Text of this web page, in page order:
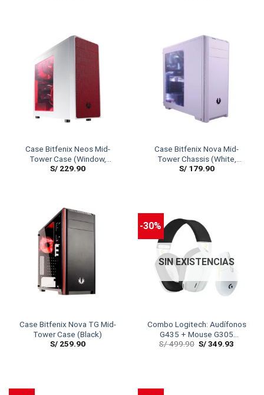
Case Bitfenix Neos Mid-
Tower Case (Window,
White/Red)
S/229.90
Case Bitfenix Nova Mid-
Tower Chassis (White,
Window)
S/179.90
Case Bitfenix Nova TG Mid-
Tower Case (Black)
S/259.90
-30%
SIN EXISTENCIAS
Combo Logitech: Audífonos
G435 + Mouse G305
Lightspeed Wireless
S/499.90 S/349.93